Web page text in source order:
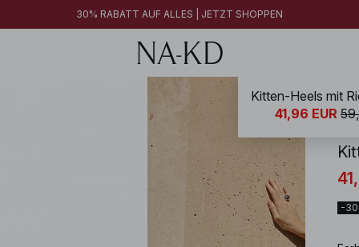
30% RABATT AUF ALLES | JETZT SHOPPEN
NA-
-
Kitten-Heels mit
41,96 EUR